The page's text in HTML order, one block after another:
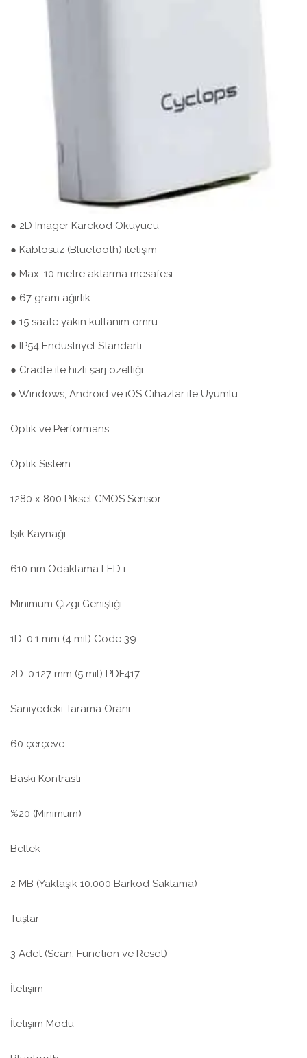
● 2D Imager Karekod Okuyucu
● Kablosuz (Bluetooth) iletişim
● Max. 10 metre aktarma mesafesi
● 67 gram ağırlık
● 15 saate yakın kullanım ömrü
● IP54 Endüstriyel Standartı
● Cradle ile hızlı şarj özelliği
● Windows, Android ve iOS Cihazlar ile Uyumlu
Optik ve Performans
Optik Sistem
1280 x 800 Piksel CMOS Sensor
Işık Kaynağı
610 nm Odaklama LED i
Minimum Çizgi Genişliği
1D: 0.1 mm (4 mil) Code 39
2D: 0.127 mm (5 mil) PDF417
Saniyedeki Tarama Oranı
60 çerçeve
Baskı Kontrastı
%20 (Minimum)
Bellek
2 MB (Yaklaşık 10.000 Barkod Saklama)
Tuşlar
3 Adet (Scan, Function ve Reset)
İletişim
İletişim Modu